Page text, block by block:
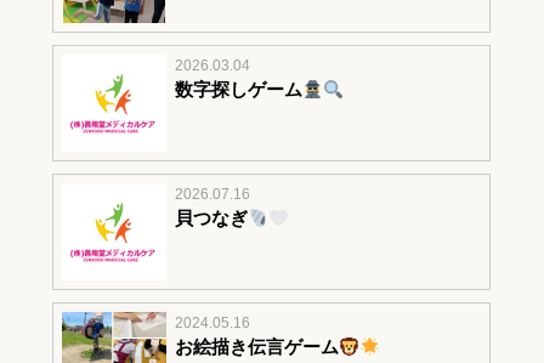
2026.03.04
数字探しゲーム
2026.07.16
貝つなぎ
2024.05.16
お絵描き伝言ゲーム